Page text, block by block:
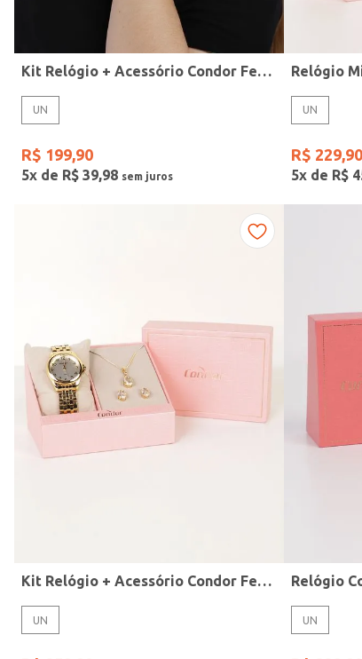
Kit Relógio + Acessório Condor Feminino PRATA
UN
R$ 199,90
5x de R$ 39,98
UN
R$ 229,90
5x de R$
Kit Relógio + Acessório Condor Feminino DOURADO
UN
Relógio
UN